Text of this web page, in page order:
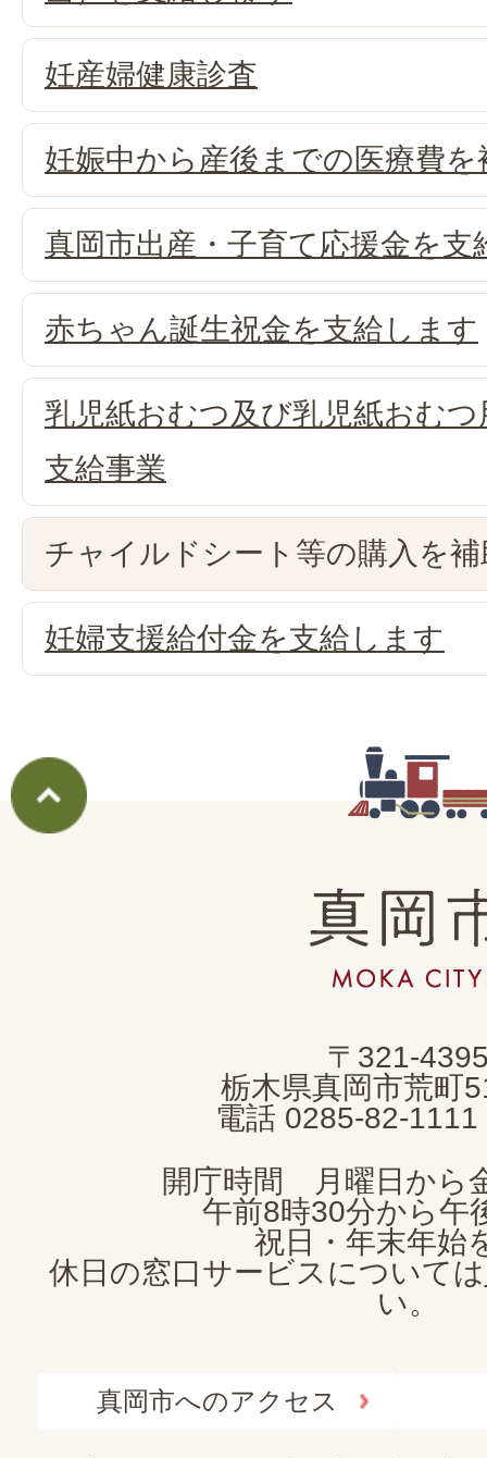
妊産婦健康診査
妊娠中から産後までの医療費
真岡市出産・子育て応援金を支
赤ちゃん誕生祝金を支給します
乳児紙おむつ及び乳児紙おむ
支給事業
チャイルドシート等の購入を
妊婦支援給付金を支給します
真
岡
市
CITY
〒321-
栃木県真岡市荒町
電話 0285-82-1111
開庁時間 月曜日から
午前8時30分から午
祝日・年末年始
休日の窓口サービスについては
い。
真岡市へのアクセス